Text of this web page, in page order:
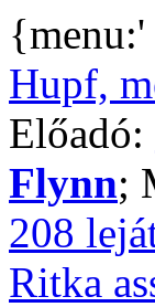
{menu:'
Hupf,
Előadó:
Flynn;
208
Ritka